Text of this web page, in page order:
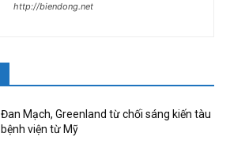
http://biendong.net
Đan Mạch, Greenland từ chối sáng kiến tàu
bệnh viện từ Mỹ